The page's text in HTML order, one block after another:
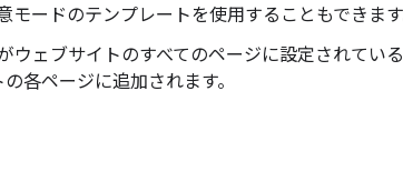
モードのテンプレートを使用することもできます
ウェブサイトのすべてのページに設定されてい
各ページに追加されます。